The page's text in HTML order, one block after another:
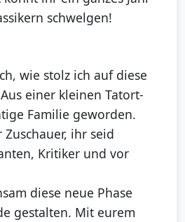
schwelgen!
wie stolz ich auf diese
einer kleinen Tatort-
Familie geworden.
ihr seid
Kritiker und vor
diese neue Phase
gestalten. Mit eurem